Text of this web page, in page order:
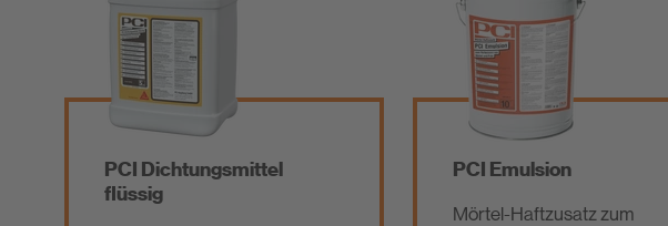
PCI Dichtungsmittel
flüssig
PCI Emulsion
Mörtel-Haftzusatz zum